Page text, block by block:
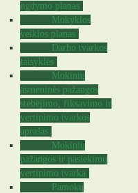
ugdymo planas
Mokyklos
veiklos planas
Darbo tvarkos
taisyklės
Mokinių
asmeninės pažangos
stebėjimo, fiksavimo ir
vertinimo tvarkos
aprašas
Mokinių
pažangos ir pasiekimų
vertinimo tvarka
Pamokų